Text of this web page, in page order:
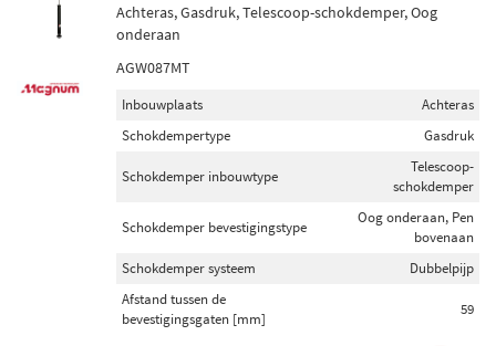
Voorraad
Op voorraad (54)
Niet op voorraad (41)
Achteras, Gasdruk, Telescoop-schokdemper, Oog
onderaan
AGW087MT
Inbouwplaats
Achteras
Schokdempertype
Gasdruk
Schokdemper inbouwtype
Telescoop-
schokdemper
Schokdemper bevestigingstype
Oog onderaan, Pen
bovenaan
Schokdemper systeem
Dubbelpijp
Afstand tussen de
bevestigingsgaten [mm]
59